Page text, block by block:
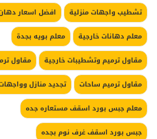
تشطيب واجهات منزلية
افضل اسعار
معلم دهانات خارجية
معلم بويه بجدة
مقاول ترميم وتشطيبات خارجية
مقاول
مقاول ترميم ساحات
تجديد منازل
معلم جبس بورد اسقف مستعاره جده
جبس بورد اسقف غرف نوم بجده